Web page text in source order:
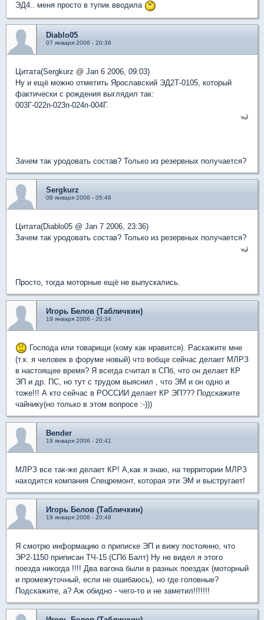
ЭД4.. меня просто в тупик вводила
Diablo05
07 января 2006 - 20:36
Цитата(Sergkurz @ Jan 6 2006, 09:03)
Ну и ещё можно отметить Ярославский ЭД2Т-0105, который
фактически с рождения выглядил так:
003Г-022п-023п-024п-004Г.
Зачем так уродовать состав? Только из резервных получается?
Sergkurz
08 января 2006 - 05:46
Цитата(Diablo05 @ Jan 7 2006, 23:36)
Зачем так уродовать состав? Только из резервных получается?
Просто, тогда моторные ещё не выпускались.
Игорь Белов (Табличкин)
19 января 2006 - 20:34
Господа или товарищи (кому как нравится). Раскажите мне
(т.к. я человек в форуме новый) что вобще сейчас делает МЛРЗ
в настоящее время? Я всегда считал в СПб, что он делает КР
ЭП и др. ПС, но тут с трудом выяснил , что ЭМ и он одно и
тоже!!! А кто сейчас в РОССИИ делает КР ЭП??? Подскажите
чайнику(но только в этом вопросе :-)))
Bender
19 января 2006 - 20:41
МЛРЗ все так-же делает КР! А,как я знаю, на территории МЛРЗ
находится компания Спецремонт, которая эти ЭМ и выстругает!
Игорь Белов (Табличкин)
19 января 2006 - 20:49
Я смотрю информацию о приписке ЭП и вижу постоянно, что
ЭР2-1150 приписан ТЧ-15 (СПб Балт) Ну не видел я этого
поезда никогда !!!! Два вагона были в разных поездах (моторный
и промежуточный, если не ошибаюсь), но где головные?
Подскажите, а? Аж обидно - чего-то и не заметил!!!!!!!